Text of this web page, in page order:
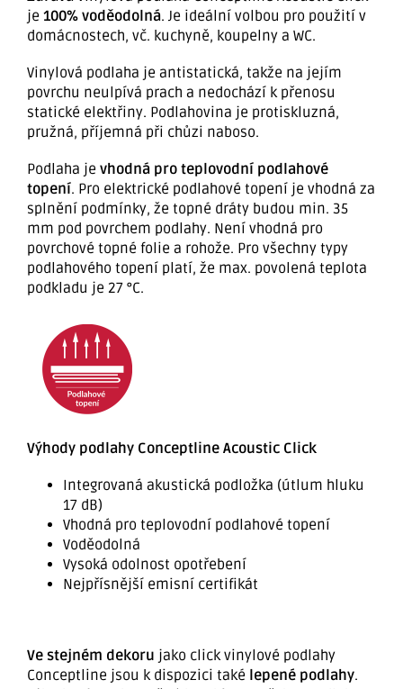
je 100% voděodolná. Je ideální volbou pro použití v
domácnostech, vč. kuchyně, koupelny a WC.
Vinylová podlaha je antistatická, takže na jejím
povrchu neulpívá prach a nedochází k přenosu
statické elektřiny. Podlahovina je protiskluzná,
pružná, příjemná při chůzi naboso.
Podlaha je vhodná pro teplovodní podlahové
topení. Pro elektrické podlahové topení je vhodná za
splnění podmínky, že topné dráty budou min. 35
mm pod povrchem podlahy. Není vhodná pro
povrchové topné folie a rohože. Pro všechny typy
podlahového topení platí, že max. povolená teplota
podkladu je 27 °C.
Výhody podlahy Conceptline Acoustic Click
Integrovaná akustická podložka (útlum hluku
17 dB)
Vhodná pro teplovodní podlahové topení
Voděodolná
Vysoká odolnost opotřebení
Nejpřísnější emisní certifikát
Ve stejném dekoru jako click vinylové podlahy
Conceptline jsou k dispozici také lepené podlahy.